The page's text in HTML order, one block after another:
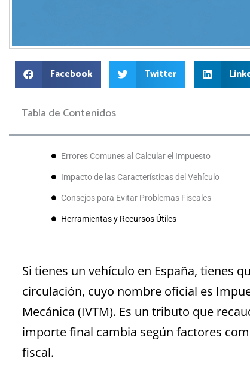
Facebook Twitter
Tabla de Contenidos
Errores Comunes al Calcular el Impuesto
Impacto de las Características del Vehículo
Consejos para Evitar Problemas Fiscales
Herramientas y Recursos Útiles
Si tienes un vehículo en España, tienes
circulación, cuyo nombre oficial es
Mecánica (IVTM). Es un tributo que
importe final cambia según factores
fiscal.